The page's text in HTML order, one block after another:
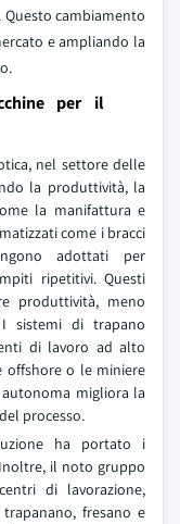
cambiamento
e ampliando la
per il
nel settore delle
la produttività, la
la manifattura e
come i bracci
adottati per
ripetitivi. Questi
produttività, meno
sistemi di trapano
di lavoro ad alto
offshore o le miniere
migliora la
processo.
ha portato i
il noto gruppo
di lavorazione,
fresano e